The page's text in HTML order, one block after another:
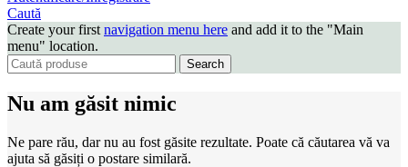
Caută
Create your first navigation menu here and add it to the "Main
menu" location.
Search
Nu am găsit nimic
Ne pare rău, dar nu au fost găsite rezultate. Poate că căutarea vă va
ajuta să găsiți o postare similară.